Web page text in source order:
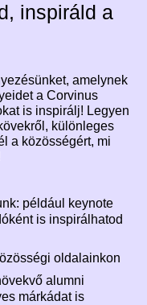
inspiráld a
amelynek
a Corvinus
is inspirálj! Legyen
különleges
a közösségért, mi
például keynote
is inspirálhatod
oldalainkon
alumni
márkádat is